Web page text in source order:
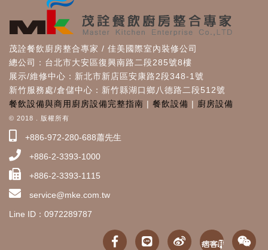
茂詮餐飲廚房整合專家 / 佳美國際室內裝修公司
總公司：台北市大安區復興南路二段285號8樓
展示/維修中心：新北市新店區安康路2段348-1號
新竹服務處/倉儲中心：新竹縣湖口鄉八德路二段512號
餐飲設備與商用廚房設備完整指南 | 餐飲設備 | 廚房設備
© 2018 . 版權所有
+886-972-280-688蕭先生
+886-2-3393-1000
+886-2-3393-1115
service@mke.com.tw
Line ID：0972289787